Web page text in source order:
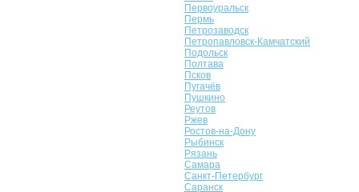
Первоуральск
Пермь
Петрозаводск
Петропавловск-Камчатский
Подольск
Полтава
Псков
Пугачёв
Пушкино
Реутов
Ржев
Ростов-на-Дону
Рыбинск
Рязань
Самара
Санкт-Петербург
Саранск